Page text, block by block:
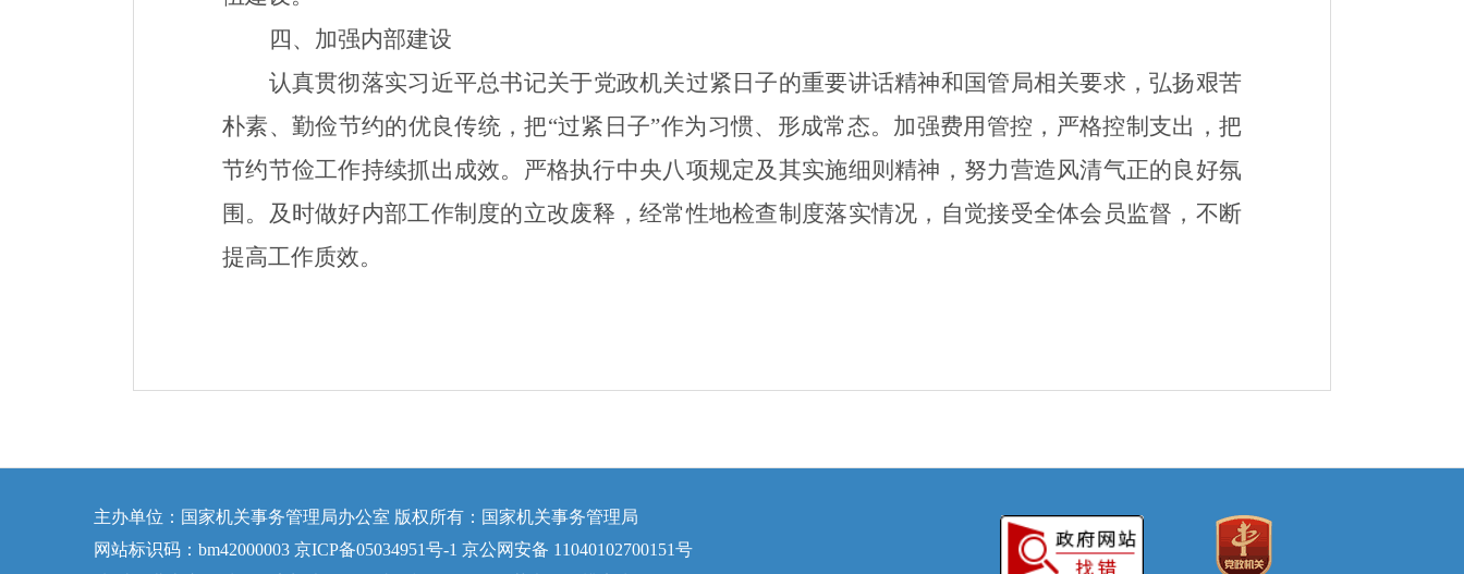
四、加强内部建设
认真贯彻落实习近平总书记关于党政机关过紧日子的重要讲话精神和 国管局相关要求，弘扬艰苦
朴素、勤俭节约的优良传统，把“过紧日子”作为习惯、形成常态。加强费用管控，严格控制支出，把
节约节俭工作持续抓出成效。 严格执行中央八项规定及其实施细则精神， 努力营造风清气正的良好氛
围。 及时做好内部工作制度的立改废释，经常性地检查制度落实情况 ， 自觉接受全体会员监督， 不断
提高工作质效。
主办单位：国家机关事务管理局办公室 版权所有：国家机关事务管理局
网站标识码：bm42000003 京ICP备05034951号-1 京公网安备 11040102700151号